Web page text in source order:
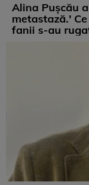
Alina Pușcău
metastază.'
fanii s-au